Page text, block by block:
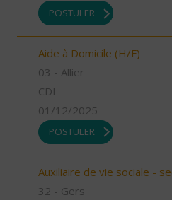
POSTULER
Aide à Domicile (H/F)
03 - Allier
CDI
01/12/2025
POSTULER
Auxiliaire de vie sociale -
32 - Gers